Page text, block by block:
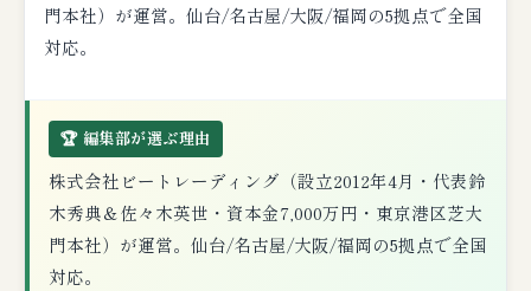
門本社）が運営。仙台/名古屋/大阪/福岡の5拠点で全国
対応。
🏆 編集部が選ぶ理由
株式会社ビートレーディング（設立2012年4月・代表鈴
木秀典＆佐々木英世・資本金7,000万円・東京港区芝大
門本社）が運営。仙台/名古屋/大阪/福岡の5拠点で全国
対応。